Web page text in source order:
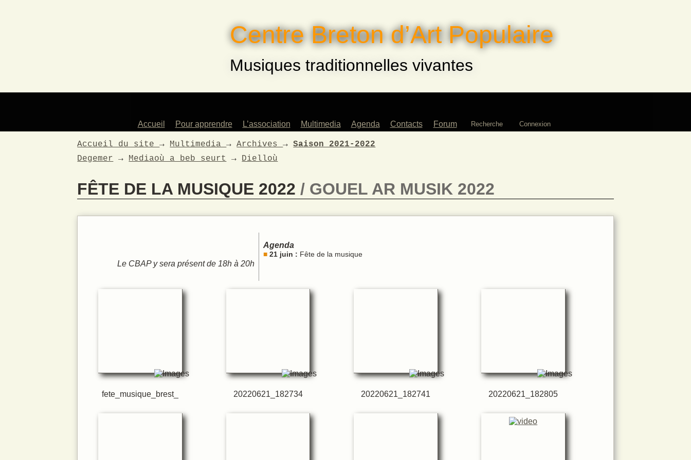
Centre Breton d’Art Populaire
Musiques traditionnelles vivantes
Accueil
Pour apprendre
artistes
Les instruments
Les ateliers
Pour les enfants
La danse
L’association
Multimedia
Saison 2024-2025
Agenda Contacts Forum Recherche Connexion
Accueil du site→ Multimedia→Archives→Saison 2021-2022
Degemer → Mediaoù a beb seurt → Dielloù
FÊTE DE LA MUSIQUE 2022 GOUEL AR MUSIK 2022
Le CBAP y sera présent de 18h à 20h
Agenda
21 juin : Fête de la musique
fete_musique_brest_h 20220621_182734 20220621_182741 20220621_182805